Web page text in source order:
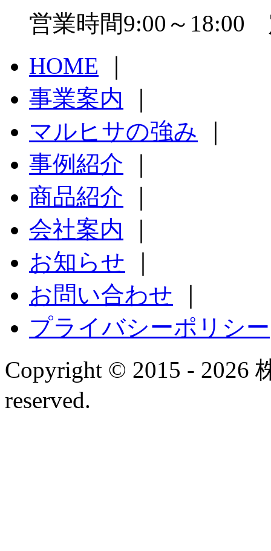
営業時間9:00～18:00
HOME ｜
事業案内 ｜
マルヒサの強み ｜
事例紹介 ｜
商品紹介 ｜
会社案内 ｜
お知らせ ｜
お問い合わせ ｜
プライバシーポリシー
Copyright © 2015 - 2026
reserved.